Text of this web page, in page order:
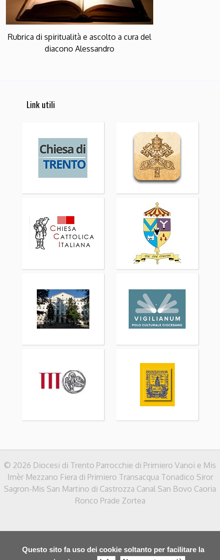
Questo sito fa uso dei cookie soltanto per facilitare la
Rubrica di spiritualità e ascolto a cura del
diacono Alessandro
Link utili
© 2026 Diocesi di Trento Parrocchie di Primiero Vanoi e Mis
Imèr Mezzano Fiera di Primiero Transacqua Tonadico Siror
Sagron-Mis San Martino di Castrozza Canal San Bovo Caoria
Ronco Prade Zortea